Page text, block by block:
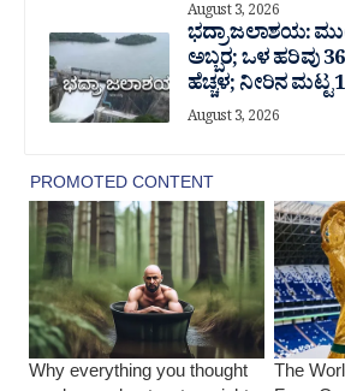
August 3, 2026
ಭದ್ರಾ ಜಲಾಶಯ:
ಅಬ್ಬರ; ಒಳ ಹರಿವು
ಹೆಚ್ಚಳ; ನೀರಿನ ಮಟ್ಟ
August 3, 2026